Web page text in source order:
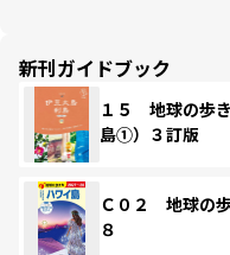
新刊ガイドブック
１５ 地球の歩
島①）３訂版
Ｃ０２ 地球の
８